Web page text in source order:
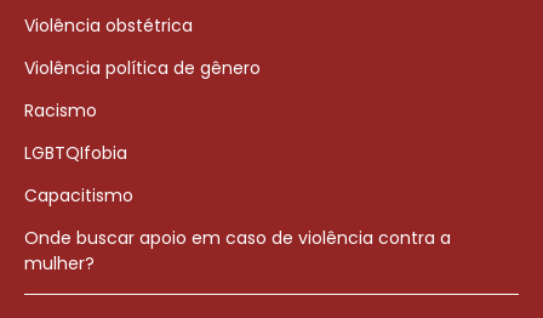
Violência obstétrica
Violência política de gênero
Racismo
LGBTQIfobia
Capacitismo
Onde buscar apoio em caso de violência contra a
mulher?